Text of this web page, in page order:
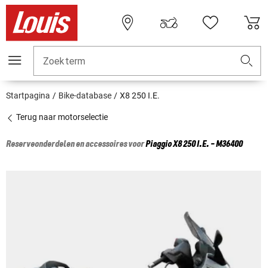
Zoekterm
Startpagina Bike-database X8 250 I.E.
Terug naar motorselectie
Reserveonderdelen en accessoires voorPiaggioX8 250 I.E. - M36400